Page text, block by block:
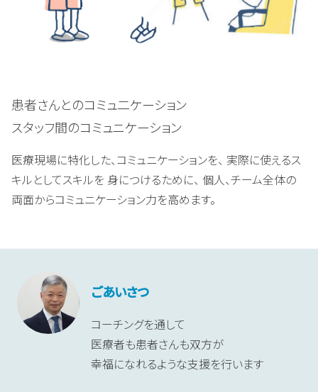
患者さんとのコミュ二ケーション
スタッフ間のコミュニケーション
医療現場に特化した、コミュニケーションを、 実際に使えるス
キルとしてスキルを 身につけるために、 個人、チーム全体の
両面からコミュニケーション力を高めます。
ごあいさつ
コーチングを通して
医療者も患者さんも双方が
幸福になれるような支援を行います